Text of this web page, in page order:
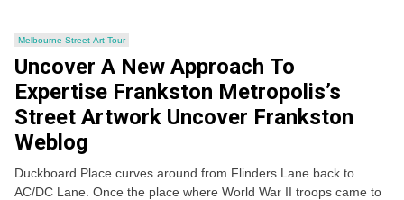
Melbourne Street Art Tour
Uncover A New Approach To
Expertise Frankston Metropolis’s
Street Artwork Uncover Frankston
Weblog
Duckboard Place curves around from Flinders Lane back to
AC/DC Lane. Once the place where World War II troops came to